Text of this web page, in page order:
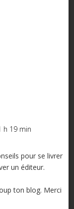
h 19 min
pour se livrer
un éditeur.
ton blog. Merci